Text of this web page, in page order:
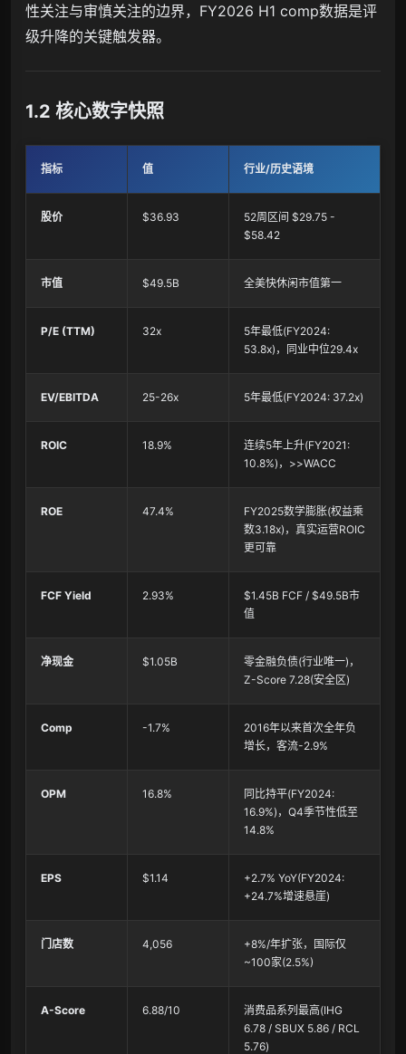
性关注与审慎关注的边界，FY2026 H1 comp数据是评
级升降的关键触发器。
1.2 核心数字快照
指标 值 行业/历史语境
股价 $36.93
52周区间 $29.75 -
$58.42
市值 $49.5B 全美快休闲市值第一
P/E (TTM) 32x
5年最低(FY2024:
53.8x)，同业中位29.4x
EV/EBITDA 25-26x 5年最低(FY2024: 37.2x)
ROIC 18.9%
连续5年上升(FY2021:
10.8%)，>>WACC
ROE 47.4%
FY2025数学膨胀(权益乘
数3.18x)，真实运营ROIC
更可靠
FCF Yield 2.93%
$1.45B FCF / $49.5B市
值
净现金 $1.05B
零金融负债(行业唯一)，
Z-Score 7.28(安全区)
Comp -1.7%
2016年以来首次全年负
增长，客流-2.9%
OPM 16.8%
同比持平(FY2024:
16.9%)，Q4季节性低至
14.8%
EPS $1.14
+2.7% YoY(FY2024:
+24.7%增速悬崖)
门店数 4,056
+8%/年扩张，国际仅
~100家(2.5%)
A-Score 6.88/10
消费品系列最高(IHG
6.78 / SBUX 5.86 / RCL
5.76)